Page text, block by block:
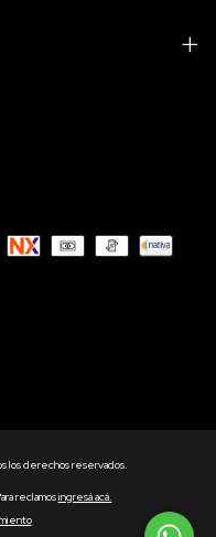
los derechos reservados.
reclamosingresá acá.